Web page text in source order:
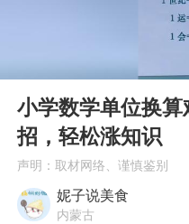
黄
茅
全
Play
小学数学单位换
招，轻松涨知识
声明：取材网络、谨慎鉴别
妮子说美食
内蒙古